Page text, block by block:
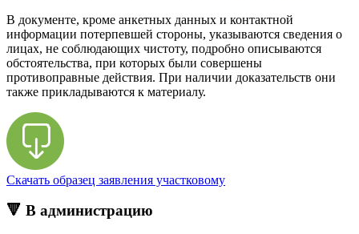
В документе, кроме анкетных данных и контактной
информации потерпевшей стороны, указываются сведения о
лицах, не соблюдающих чистоту, подробно описываются
обстоятельства, при которых были совершены
противоправные действия. При наличии доказательств они
также прикладываются к материалу.
Скачать образец заявления участковому
🔻 В администрацию